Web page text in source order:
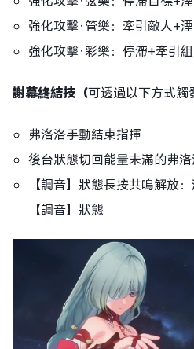
強化攻擊·管樂：牽引敵人+
強化攻擊·彩樂：停滯+牽引
謝幕終結技（可透過以下方式觸
弗洛洛手動結束指揮
後台狀態切回能量未滿的弗
【調音】狀態長按共鳴解放
【調音】狀態